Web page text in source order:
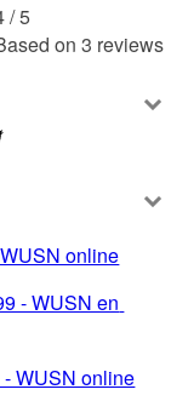
/5
on 3 reviews
online
- WUSN en
WUSN online